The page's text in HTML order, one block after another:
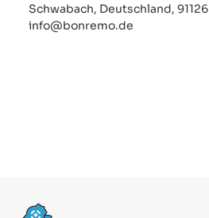
Schwabach, Deutschland, 91126
info@bonremo.de